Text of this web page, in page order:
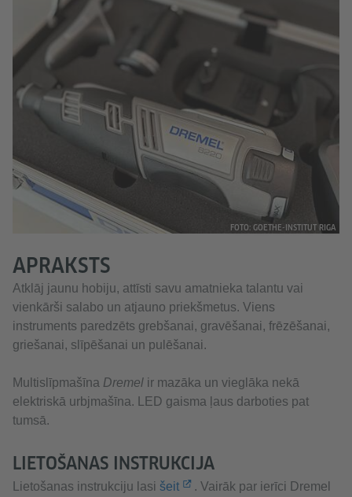
FOTO: GOETHE-INSTITUT RIGA
APRAKSTS
Atklāj jaunu hobiju, attīsti savu amatnieka talantu vai
vienkārši salabo un atjauno priekšmetus. Viens
instruments paredzēts grebšanai, gravēšanai, frēzēšanai,
griešanai, slīpēšanai un pulēšanai.
Multislīpmašīna Dremel ir mazāka un vieglāka nekā
elektriskā urbjmašīna. LED gaisma ļaus darboties pat
tumsā.
LIETOŠANAS INSTRUKCIJA
Lietošanas instrukciju lasi šeit
. Vairāk par ierīci Dremel